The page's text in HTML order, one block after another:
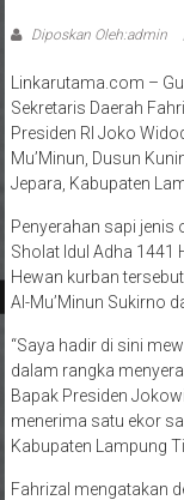
Diposkan Oleh:admin
Linkarutama.com –
Sekretaris Daerah
Presiden RI Joko
Mu’Minun, Dusun
Jepara, Kabupaten
Penyerahan sapi jenis
Sholat Idul Adha 1441
Hewan kurban
Al-Mu’Minun Sukirno
“Saya hadir di sini
dalam rangka
Bapak Presiden
menerima satu ekor
Kabupaten Lampung
Fahrizal mengatakan